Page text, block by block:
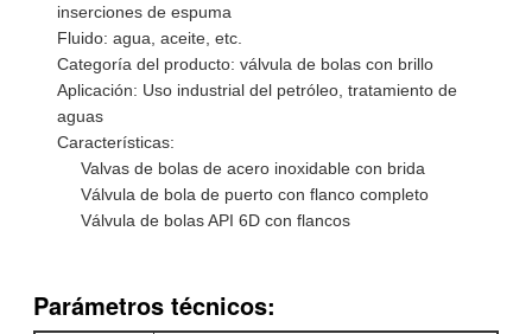
inserciones de espuma
Fluido: agua, aceite, etc.
Categoría del producto: válvula de bolas con brillo
Aplicación: Uso industrial del petróleo, tratamiento de
aguas
Características:
Valvas de bolas de acero inoxidable con brida
Válvula de bola de puerto con flanco completo
Válvula de bolas API 6D con flancos
Parámetros técnicos: